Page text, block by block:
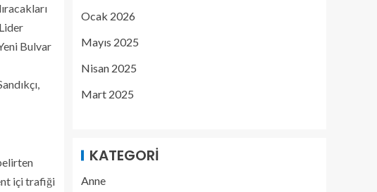
Bulvar
içi trafiği
Ocak 2026
Mayıs 2025
Nisan 2025
Mart 2025
KATEGORI
Anne